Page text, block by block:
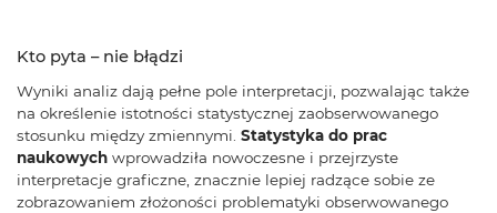
Kto pyta – nie błądzi
Wyniki analiz dają pełne pole interpretacji, pozwalając także
na określenie istotności statystycznej zaobserwowanego
stosunku między zmiennymi. Statystyka do prac
naukowych wprowadziła nowoczesne i przejrzyste
interpretacje graficzne, znacznie lepiej radzące sobie ze
zobrazowaniem złożoności problematyki obserwowanego